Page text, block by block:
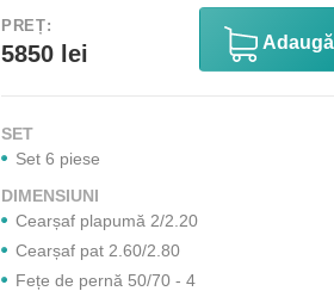
PREȚ:
5850 lei
SET
Set 6 piese
DIMENSIUNI
Cearșaf plapumă 2/2.20
Cearșaf pat 2.60/2.80
Fețe de pernă 50/70 - 4